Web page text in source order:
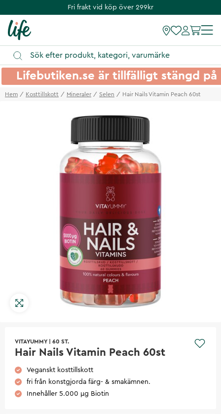
Fri frakt vid köp över 299kr
Lifebutiken.se är tillfälligt stängd
Hem Kosttillskott Mineraler Selen Hair Nails Vitamin Peach 60st
VITAYUMMY 60 ST.
Hair Nails Vitamin Peach 60st
Veganskt kosttillskott
fri från konstgjorda färg- & smakämnen.
Innehåller 5.000 µg Biotin